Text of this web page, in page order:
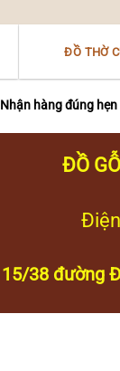
ĐỒ THỜ
Nhận hàng đúng hẹn
ĐỒ
15/38 đường